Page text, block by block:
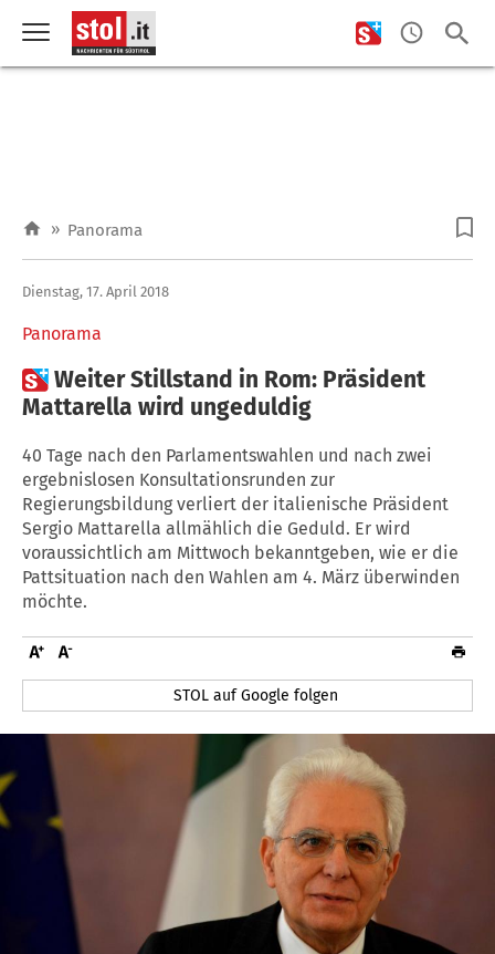
» Panorama
Panorama
Dienstag, 17. April 2018
Weiter Stillstand in Rom: Präsident
Mattarella wird ungeduldig
40 Tage nach den Parlamentswahlen und nach zwei
ergebnislosen Konsultationsrunden zur
Regierungsbildung verliert der italienische Präsident
Sergio Mattarella allmählich die Geduld. Er wird
voraussichtlich am Mittwoch bekanntgeben, wie er die
Pattsituation nach den Wahlen am 4. März überwinden
möchte.
STOL auf Google folgen